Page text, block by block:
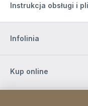
Instrukcja obsługi i
Infolinia
Kup online